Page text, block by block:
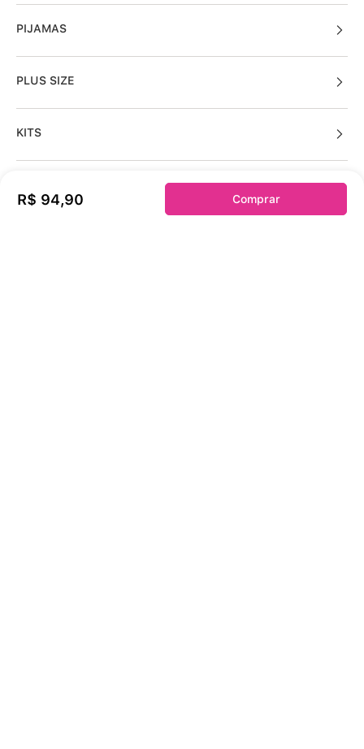
R$ 94,90 Comprar
PIJAMAS
PLUS SIZE
KITS
Sobre a duloren